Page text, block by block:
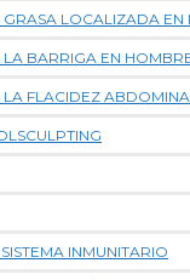
LOCALIZADA EN
BARRIGA EN
FLACIDEZ
INMUNITARIO